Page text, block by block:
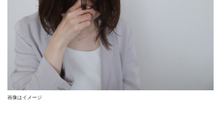
画像はイメージ